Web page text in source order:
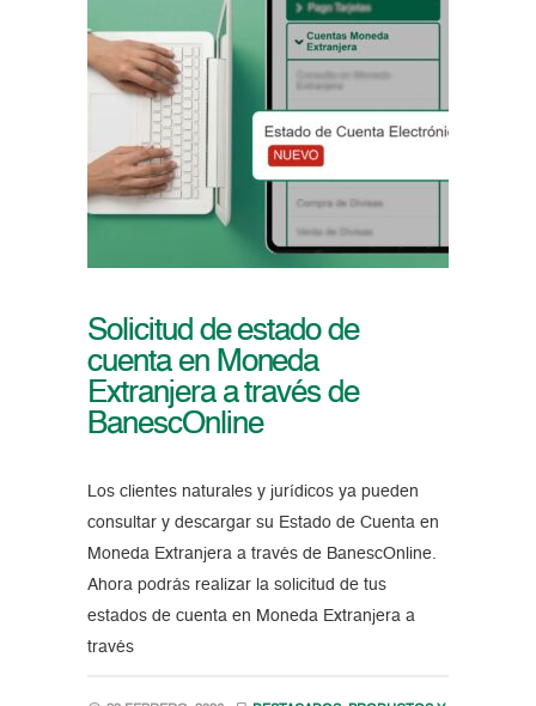
Solicitud de estado de
cuenta en Moneda
Extranjera a través de
BanescOnline
Los clientes naturales y jurídicos ya pueden
consultar y descargar su Estado de Cuenta en
Moneda Extranjera a través de BanescOnline.
Ahora podrás realizar la solicitud de tus
estados de cuenta en Moneda Extranjera a
través